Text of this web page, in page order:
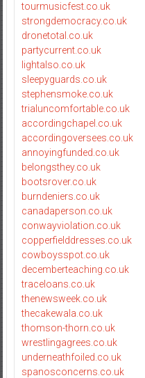
tourmusicfest.co.uk
strongdemocracy.co.uk
dronetotal.co.uk
partycurrent.co.uk
lightalso.co.uk
sleepyguards.co.uk
stephensmoke.co.uk
trialuncomfortable.co.uk
accordingchapel.co.uk
accordingoversees.co.uk
annoyingfunded.co.uk
belongsthey.co.uk
bootsrover.co.uk
burndeniers.co.uk
canadaperson.co.uk
conwayviolation.co.uk
copperfielddresses.co.uk
cowboysspot.co.uk
decemberteaching.co.uk
traceloans.co.uk
thenewsweek.co.uk
thecakewala.co.uk
thomson-thorn.co.uk
wrestlingagrees.co.uk
underneathfoiled.co.uk
spanosconcerns.co.uk